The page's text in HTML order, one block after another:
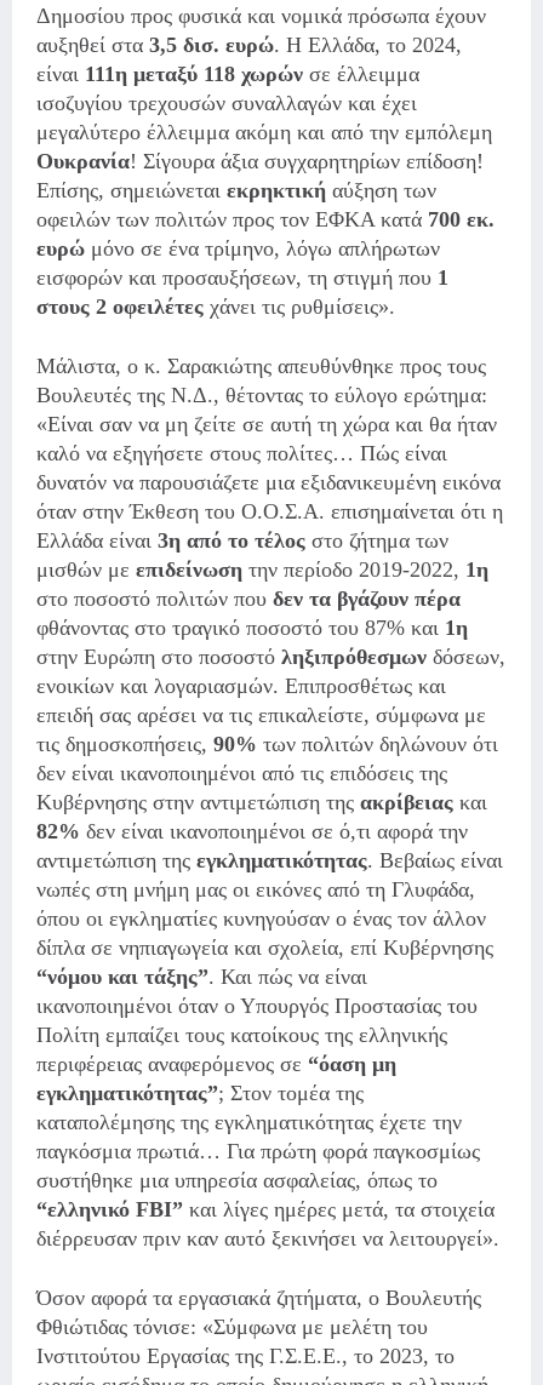
Δημοσίου προς φυσικά και νομικά πρόσωπα έχουν
αυξηθεί στα 3,5 δισ. ευρώ. Η Ελλάδα, το 2024,
είναι 111η μεταξύ 118 χωρών σε έλλειμμα
ισοζυγίου τρεχουσών συναλλαγών και έχει
μεγαλύτερο έλλειμμα ακόμη και από την εμπόλεμη
Ουκρανία! Σίγουρα άξια συγχαρητηρίων επίδοση!
Επίσης, σημειώνεται εκρηκτική αύξηση των
οφειλών των πολιτών προς τον ΕΦΚΑ κατά 700 εκ.
ευρώ μόνο σε ένα τρίμηνο, λόγω απλήρωτων
εισφορών και προσαυξήσεων, τη στιγμή που 1
στους 2 οφειλέτες χάνει τις ρυθμίσεις».
Μάλιστα, ο κ. Σαρακιώτης απευθύνθηκε προς τους
Βουλευτές της Ν.Δ., θέτοντας το εύλογο ερώτημα:
«Είναι σαν να μη ζείτε σε αυτή τη χώρα και θα ήταν
καλό να εξηγήσετε στους πολίτες… Πώς είναι
δυνατόν να παρουσιάζετε μια εξιδανικευμένη εικόνα
όταν στην Έκθεση του Ο.Ο.Σ.Α. επισημαίνεται ότι η
Ελλάδα είναι 3η από το τέλος στο ζήτημα των
μισθών με επιδείνωση την περίοδο 2019-2022, 1η
στο ποσοστό πολιτών που δεν τα βγάζουν πέρα
φθάνοντας στο τραγικό ποσοστό του 87% και 1η
στην Ευρώπη στο ποσοστό ληξιπρόθεσμων δόσεων,
ενοικίων και λογαριασμών. Επιπροσθέτως και
επειδή σας αρέσει να τις επικαλείστε, σύμφωνα με
τις δημοσκοπήσεις, 90% των πολιτών δηλώνουν ότι
δεν είναι ικανοποιημένοι από τις επιδόσεις της
Κυβέρνησης στην αντιμετώπιση της ακρίβειας και
82% δεν είναι ικανοποιημένοι σε ό,τι αφορά την
αντιμετώπιση της εγκληματικότητας. Βεβαίως είναι
νωπές στη μνήμη μας οι εικόνες από τη Γλυφάδα,
όπου οι εγκληματίες κυνηγούσαν ο ένας τον άλλον
δίπλα σε νηπιαγωγεία και σχολεία, επί Κυβέρνησης
“νόμου και τάξης”. Και πώς να είναι
ικανοποιημένοι όταν ο Υπουργός Προστασίας του
Πολίτη εμπαίζει τους κατοίκους της ελληνικής
περιφέρειας αναφερόμενος σε “όαση μη
εγκληματικότητας”; Στον τομέα της
καταπολέμησης της εγκληματικότητας έχετε την
παγκόσμια πρωτιά… Για πρώτη φορά παγκοσμίως
συστήθηκε μια υπηρεσία ασφαλείας, όπως το
“ελληνικό FBI” και λίγες ημέρες μετά, τα στοιχεία
διέρρευσαν πριν καν αυτό ξεκινήσει να λειτουργεί».
Όσον αφορά τα εργασιακά ζητήματα, ο Βουλευτής
Φθιώτιδας τόνισε: «Σύμφωνα με μελέτη του
Ινστιτούτου Εργασίας της Γ.Σ.Ε.Ε., το 2023, το